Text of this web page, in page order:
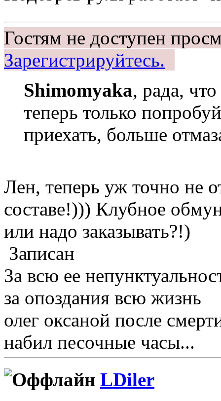
Гостям не доступен
Зарегистрируйтесь.
Shimomyaka, рада,
теперь только
приехать, больше
Лен, теперь уж точно не
составе!))) Клубное
или надо заказывать?!)
Записан
За всю ее
за опоздания всю жизнь
олег оксаной после
набил песочные часы...
LDiler